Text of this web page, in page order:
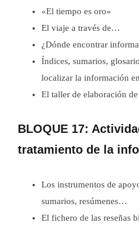
«El tiempo es oro»
El viaje a través de…
¿Dónde encontrar
Índices, sumarios,
localizar la información
El taller de elaboración de
BLOQUE 17:
tratamiento de la
Los instrumentos de
sumarios, resúmenes…
El fichero de las reseñas